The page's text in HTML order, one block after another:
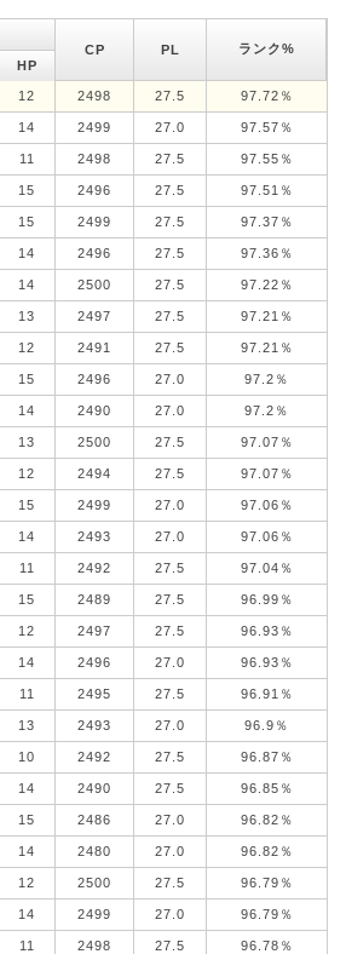
CP
PL
ランク%
HP
12 2498 27.5 97.72％
14 2499 27.0 97.57％
11 2498 27.5 97.55％
15 2496 27.5 97.51％
15 2499 27.5 97.37％
14 2496 27.5 97.36％
14 2500 27.5 97.22％
13 2497 27.5 97.21％
12 2491 27.5 97.21％
15 2496 27.0 97.2％
14 2490 27.0 97.2％
13 2500 27.5 97.07％
12 2494 27.5 97.07％
15 2499 27.0 97.06％
14 2493 27.0 97.06％
11 2492 27.5 97.04％
15 2489 27.5 96.99％
12 2497 27.5 96.93％
14 2496 27.0 96.93％
11 2495 27.5 96.91％
13 2493 27.0 96.9％
10 2492 27.5 96.87％
14 2490 27.5 96.85％
15 2486 27.0 96.82％
14 2480 27.0 96.82％
12 2500 27.5 96.79％
14 2499 27.0 96.79％
11 2498 27.5 96.78％